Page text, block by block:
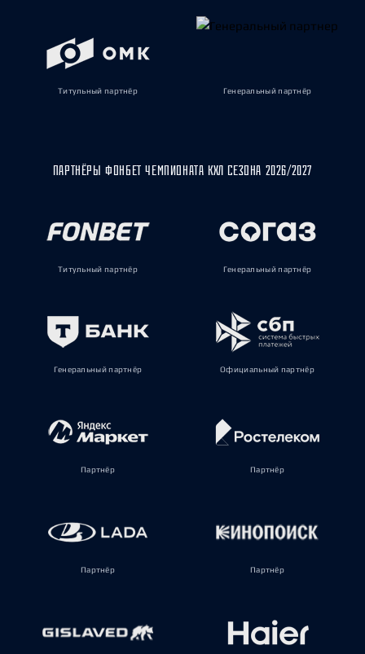
Титульный партнёр Генеральный партнёр
ПАРТНЁРЫ ФОНБЕТ ЧЕМПИОНАТА КХЛ СЕЗОНА 2026/2027
Титульный партнёр Генеральный партнёр
Генеральный партнёр Официальный партнёр
Партнёр Партнёр
Партнёр Партнёр